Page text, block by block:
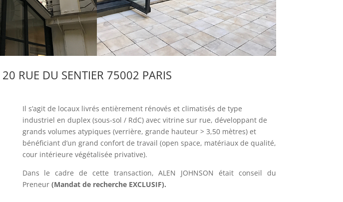
20 RUE DU SENTIER 75002 PARIS
Il s’agit de locaux livrés entièrement rénovés et climatisés de type
industriel en duplex (sous-sol / RdC) avec vitrine sur rue, développant de
grands volumes atypiques (verrière, grande hauteur > 3,50 mètres) et
bénéficiant d’un grand confort de travail (open space, matériaux de qualité,
cour intérieure végétalisée privative).
Dans le cadre de cette transaction, ALEN JOHNSON était conseil du
Preneur (Mandat de recherche EXCLUSIF).